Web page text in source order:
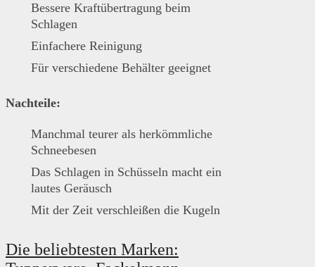
Bessere Kraftübertragung beim
Schlagen
Einfachere Reinigung
Für verschiedene Behälter geeignet
Nachteile:
Manchmal teurer als herkömmliche
Schneebesen
Das Schlagen in Schüsseln macht ein
lautes Geräusch
Mit der Zeit verschleißen die Kugeln
Die beliebtesten Marken: